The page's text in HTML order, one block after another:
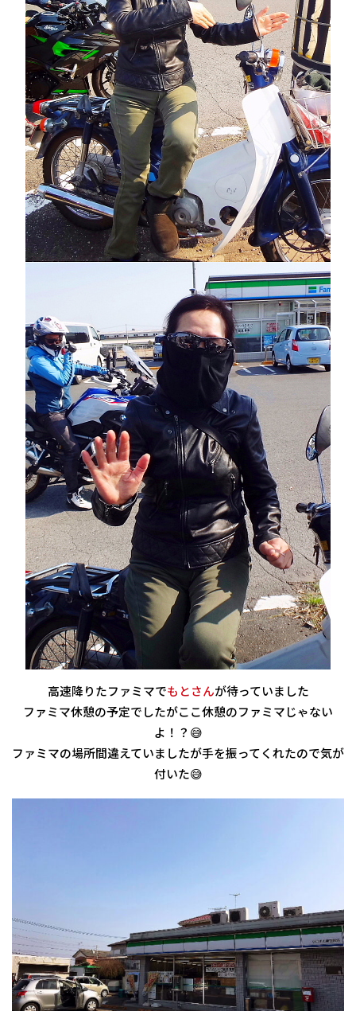
高速降りたファミマでもとさんが待っていました
ファミマ休憩の予定でしたがここ休憩のファミマじゃない
よ！？😅
ファミマの場所間違えていましたが手を振ってくれたので気が
付いた😅